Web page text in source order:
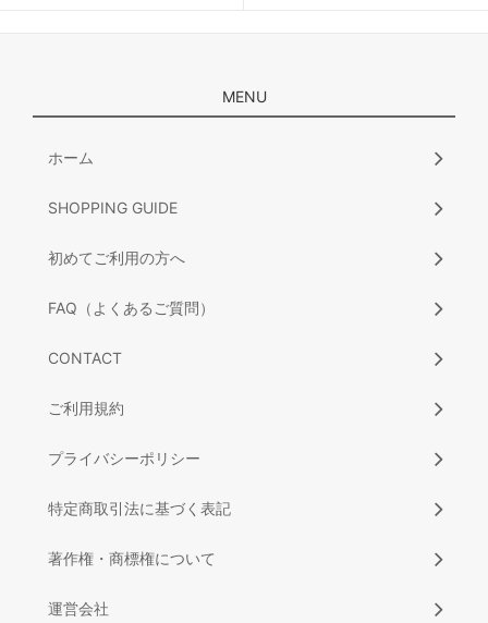
MENU
ホーム
SHOPPING GUIDE
初めてご利用の方へ
FAQ（よくあるご質問）
CONTACT
ご利用規約
プライバシーポリシー
特定商取引法に基づく表記
著作権・商標権について
運営会社